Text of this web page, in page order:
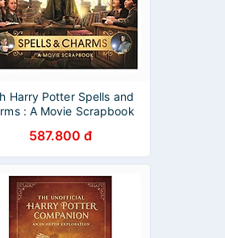
Harry Potter Spells and
: A Movie Scrapbook
587.800 đ